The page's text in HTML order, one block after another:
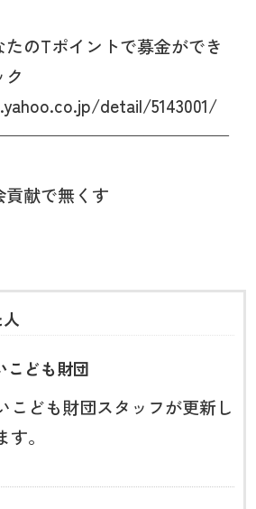
のTポイントで募金ができ
detail/5143001/
献で無くす
こども財団
こども財団スタッフが更新し
。